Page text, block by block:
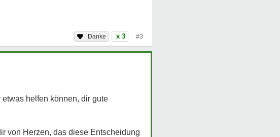
x 3 #3
helfen können, dir gute
von Herzen, das diese Entscheidung